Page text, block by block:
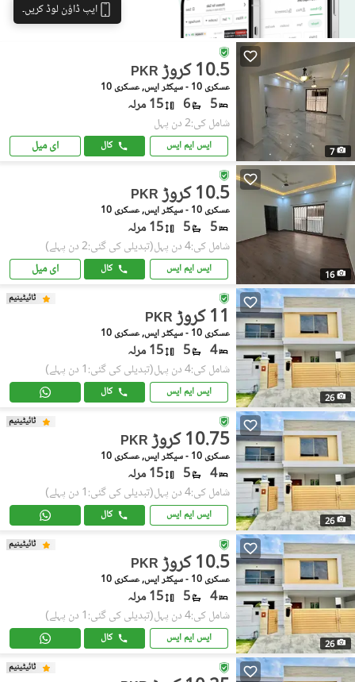
ایپ ڈاؤن لوڈ کریں۔
7
PKR 10.5 کروڑ
عسکری 10 - سیکٹر ایس, عسکری 10
5
6 15 مرلہ
شامل کی:2 دن پہل
ایس ایم ایس کال ای میل
16
PKR 10.5 کروڑ
عسکری 10 - سیکٹر ایس, عسکری 10
5
5 15 مرلہ
شامل کی:4 دن پہل (تبدیلی کی گئی:2 دن پہلے)
ایس ایم ایس کال ای میل
26
ٹائیٹینیم
PKR 11 کروڑ
عسکری 10 - سیکٹر ایس, عسکری 10
4
5 15 مرلہ
شامل کی:4 دن پہل (تبدیلی کی گئی:1 دن پہلے)
ایس ایم ایس کال
26
ٹائیٹینیم
PKR 10.75 کروڑ
عسکری 10 - سیکٹر ایس, عسکری 10
4
5 15 مرلہ
شامل کی:4 دن پہل (تبدیلی کی گئی:1 دن پہلے)
ایس ایم ایس کال
26
ٹائیٹینیم
PKR 10.5 کروڑ
عسکری 10 - سیکٹر ایس, عسکری 10
4
5 15 مرلہ
شامل کی:4 دن پہل (تبدیلی کی گئی:1 دن پہلے)
ایس ایم ایس کال
ٹائیٹینیم